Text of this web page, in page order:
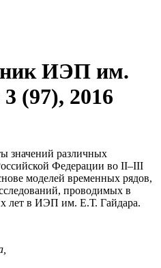
ИЭП им.
(97), 2016
значений различных
Федерации во II–III
моделей временных рядов,
проводимых в
лет в ИЭП им. Е.Т. Гайдара.